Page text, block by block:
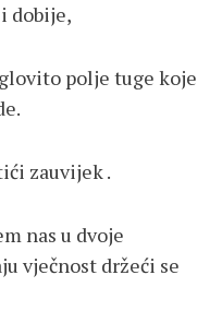
dobije,
polje tuge koje
zauvijek .
nas u dvoje
vječnost držeći se